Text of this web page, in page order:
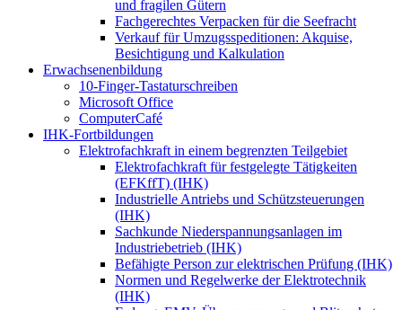
und fragilen Gütern
Fachgerechtes Verpacken für die Seefracht
Verkauf für Umzugsspeditionen: Akquise,
Besichtigung und Kalkulation
Erwachsenenbildung
10-Finger-Tastaturschreiben
Microsoft Office
ComputerCafé
IHK-Fortbildungen
Elektrofachkraft in einem begrenzten Teilgebiet
Elektrofachkraft für festgelegte Tätigkeiten
(EFKffT) (IHK)
Industrielle Antriebs und Schützsteuerungen
(IHK)
Sachkunde Niederspannungsanlagen im
Industriebetrieb (IHK)
Befähigte Person zur elektrischen Prüfung (IHK)
Normen und Regelwerke der Elektrotechnik
(IHK)